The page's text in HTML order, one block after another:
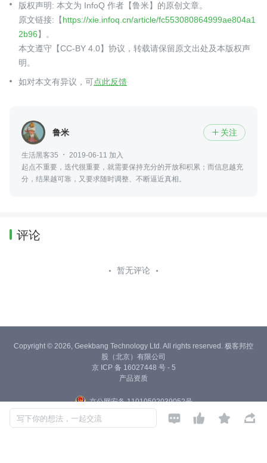
版权声明: 本文为 InfoQ 作者【鲁米】的原创文章。
原文链接:【https://xie.infoq.cn/article/fc553080864999ae804a1
2b96】。
本文遵守【CC-BY 4.0】协议，转载请保留原文出处及本版权声
明。
如对本文有异议，可点此反馈
鲁米  关注
生活黑客35
2019-06-11 加入
起点不重要，迭代很重要，就需要保持充分的开放和积累；而信息越充
分，结果越可靠，又要求随时调整、不断逼近真相。
评论
暂无评论
写下你的想法，一起交流    
Copyright © 2026, Geekbang Technology Ltd. All rights reserved. 极客邦控
股（北京）有限公司
京 ICP 备 16027448 号 - 5
产品资质
京公网安备 11010502039052号